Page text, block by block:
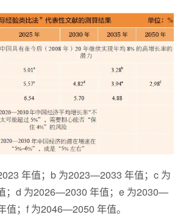
年值；b 为2023—2033 年值；c 为
；d 为2026—2030 年值；e 为2030—
值；f 为2046—2050 年值。